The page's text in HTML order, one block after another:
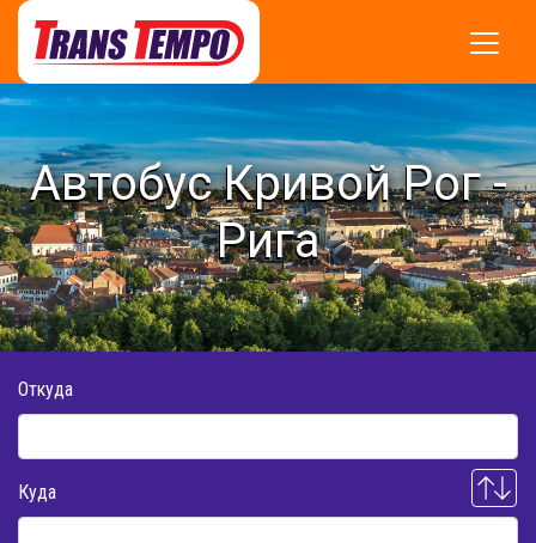
Автобус Кривой Рог -
Рига
Откуда
Куда